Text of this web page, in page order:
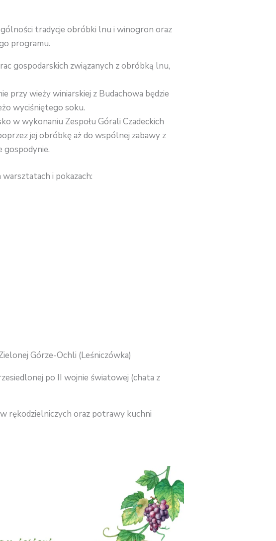
tradycje obróbki lnu i winogron oraz
programu.
gospodarskich związanych z obróbką lnu,
przy wieży winiarskiej z Budachowa będzie
wyciśniętego soku.
w wykonaniu Zespołu Górali Czadeckich
jej obróbkę aż do wspólnej zabawy z
gospodynie.
i pokazach:
Górze-Ochli (Leśniczówka)
po II wojnie światowej (chata z
rękodzielniczych oraz potrawy kuchni